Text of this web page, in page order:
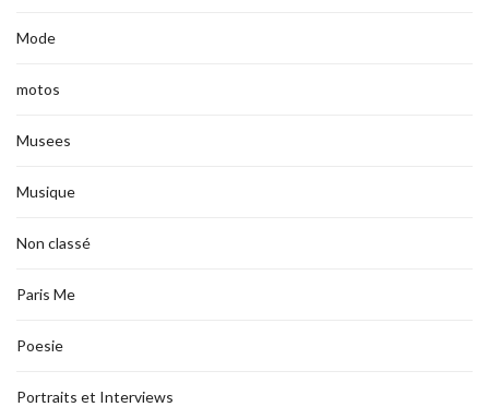
Mode
motos
Musees
Musique
Non classé
Paris Me
Poesie
Portraits et Interviews